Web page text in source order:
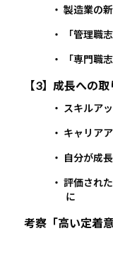
・ 製造業の
・ 「管理職
・ 「専門職
【3】成長への
・ スキルア
・ キャリア
・ 自分が成
・ 評価され
に
考察「高い定着